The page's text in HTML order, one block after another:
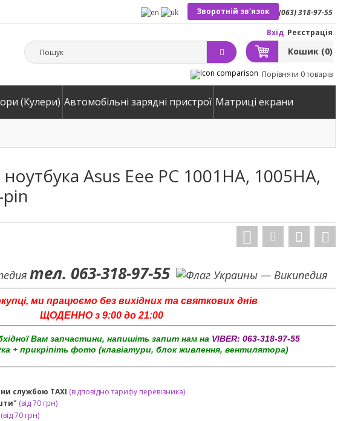
(063) 318-97-55
Зворотній зв'язок
Вхід Реєстрація
Кошик (0)
Порівняти 0 товарів
(Кулери) Автомобільні зарядні пристрої Матриці екрани
Asus Eee PC 1001HA, 1005HA,
pin
тел. 063-318-97-55
ми працюємо без вихідних та святкових днів
ЩОДЕННО з 9:00 до 21:00
Вам запчастини, напишіть запит нам на VIBER: 063-318-97-55
+ прикріпіть фото (клавіатури, блок живлення, вентилятора)
службою TAXI (відповідно тарифу перевізника)
(від 70 грн)
(від 70 грн)